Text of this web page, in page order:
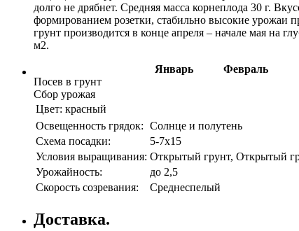
долго не дрябнет. Средняя масса корнеплода 30 г.
формированием розетки, стабильно высокие урожаи
грунт производится в конце апреля – начале мая на
м2.
Январь
Февраль
Посев в грунт
Сбор урожая
Цвет: красный
Освещенность грядок: Солнце и полутень
Схема посадки:
5-7х15
Условия выращивания: Открытый грунт, Открытый
Урожайность:
до 2,5
Скорость созревания:
Среднеспелый
Доставка.